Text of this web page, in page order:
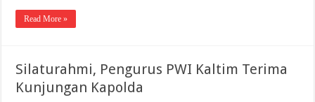
Read More »
Silaturahmi, Pengurus PWI Kaltim Terima
Kunjungan Kapolda